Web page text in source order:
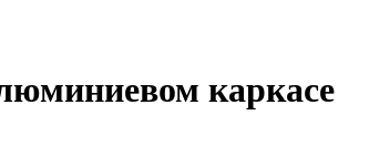
каркасе